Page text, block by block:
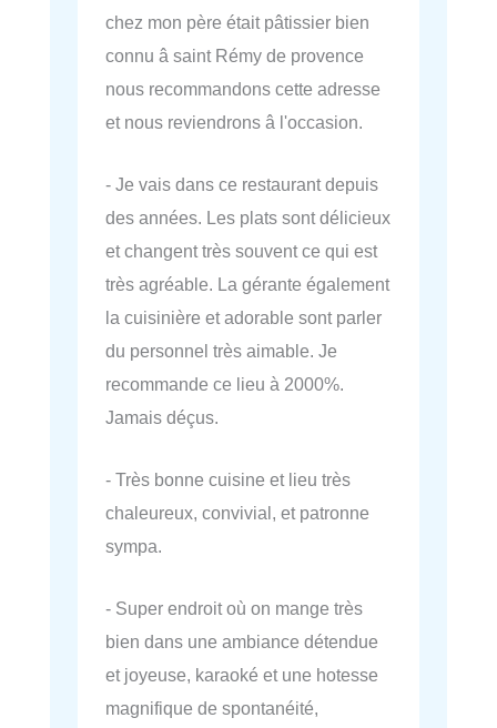
chez mon père était pâtissier bien
connu â saint Rémy de provence
nous recommandons cette adresse
et nous reviendrons â l'occasion.
- Je vais dans ce restaurant depuis
des années. Les plats sont délicieux
et changent très souvent ce qui est
très agréable. La gérante également
la cuisinière et adorable sont parler
du personnel très aimable. Je
recommande ce lieu à 2000%.
Jamais déçus.
- Très bonne cuisine et lieu très
chaleureux, convivial, et patronne
sympa.
- Super endroit où on mange très
bien dans une ambiance détendue
et joyeuse, karaoké et une hotesse
magnifique de spontanéité,